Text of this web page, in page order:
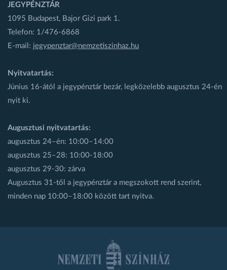
JEGYPÉNZTÁR
1095 Budapest, Bajor Gizi park 1.
Telefon: 1/476-6868
E-mail: jegypenztar@nemzetiszinhaz.hu
Nyitvatartás:
Június 16-ától a jegypénztár bezár, legközelebb augusztus 24-én
nyit ki.
Augusztusi nyitvatartás:
augusztus 24–én: 10:00–14:00
augusztus 25–28: 10:00-18:00
augusztus 29-30: zárva
Augusztus 31-től a jegypénztár a megszokott rend szerint,
minden nap 10:00–18:00 között tart nyitva.